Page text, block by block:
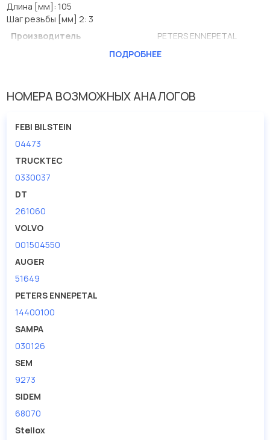
Длина [мм]: 105
Шаг резьбы [мм] 2: 3
Производитель
PETERS ENNEPETAL
0.555
Внутренняя резьба [мм]
M36
Шаг резьбы [мм] 2
ПОДРОБНЕЕ
НОМЕРА ВОЗМОЖНЫХ АНАЛОГОВ
FEBI BILSTEIN
04473
TRUCKTEC
0330037
DT
261060
VOLVO
001504550
AUGER
51649
PETERS ENNEPETAL
14400100
SAMPA
030126
SEM
9273
SIDEM
68070
Stellox